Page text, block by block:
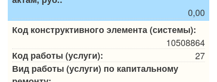
0,00
Код конструктивного элемента (системы):
10508864
Код работы (услуги):
27
Вид работы (услуги) по капитальному